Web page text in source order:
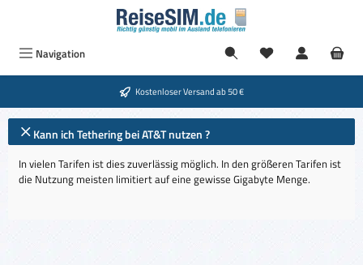
Zum Hauptinhalt springen
Navigation
Kostenloser Versand ab 50 €
Kann ich Tethering bei AT&T nutzen ?
In vielen Tarifen ist dies zuverlässig möglich. In den größeren Tarifen ist
die Nutzung meisten limitiert auf eine gewisse Gigabyte Menge.